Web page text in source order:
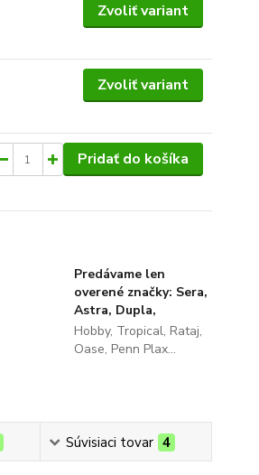
Zvoliť variant
Zvoliť variant
Pridať do košíka
Predávame len
overené značky: Sera,
Astra, Dupla,
Hobby, Tropical, Rataj,
Oase, Penn Plax...
Súvisiaci tovar 4